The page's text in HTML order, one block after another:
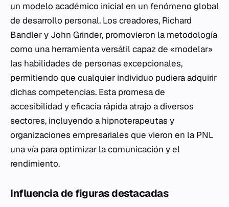
un modelo académico inicial en un fenómeno global
de desarrollo personal. Los creadores, Richard
Bandler y John Grinder, promovieron la metodología
como una herramienta versátil capaz de «modelar»
las habilidades de personas excepcionales,
permitiendo que cualquier individuo pudiera adquirir
dichas competencias. Esta promesa de
accesibilidad y eficacia rápida atrajo a diversos
sectores, incluyendo a hipnoterapeutas y
organizaciones empresariales que vieron en la PNL
una vía para optimizar la comunicación y el
rendimiento.
Influencia de figuras destacadas